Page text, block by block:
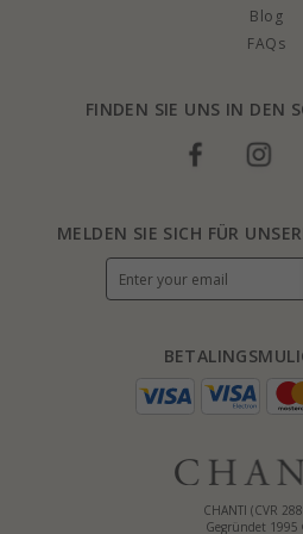
Blog
FAQs
FINDEN SIE UNS IN DEN
CHANTI (CVR
Gegründet 1995
MELDEN SIE SICH FÜR